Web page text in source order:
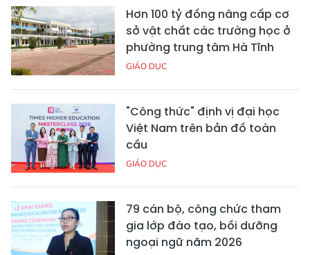
Hơn 100 tỷ đồng nâng cấp cơ
sở vật chất các trường học ở
phường trung tâm Hà Tĩnh
GIÁO DỤC
"Công thức" định vị đại học
Việt Nam trên bản đồ toàn
cầu
GIÁO DỤC
79 cán bộ, công chức tham
gia lớp đào tạo, bồi dưỡng
ngoại ngữ năm 2026